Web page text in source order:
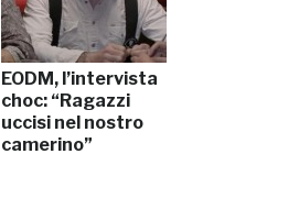
EODM, l’intervista
choc: “Ragazzi
uccisi nel nostro
camerino”